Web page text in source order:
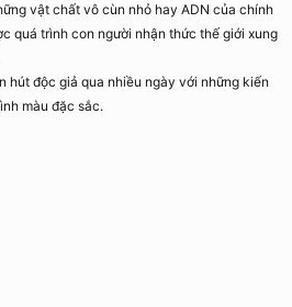
vật chất vô cùn nhỏ hay ADN của chính
quá trình con người nhận thức thế giới xung
hút độc giả qua nhiều ngày với những kiến
màu đặc sắc.